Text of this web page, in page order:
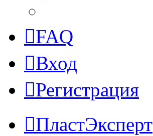
FAQ
Вход
Регистрация
ПластЭксперт